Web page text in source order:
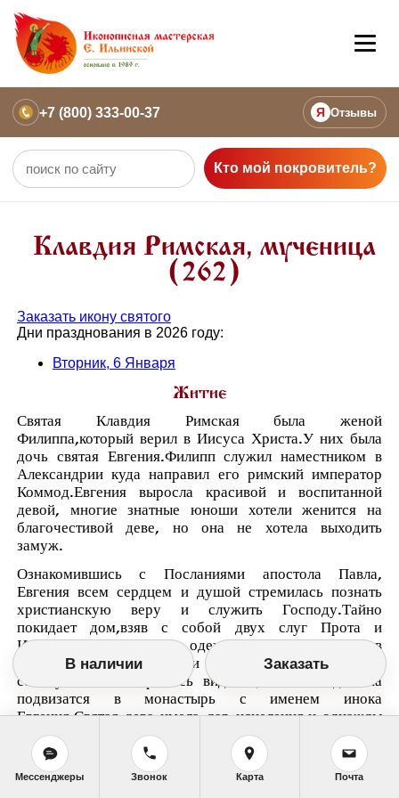
+7 (800) 333-00-37 Я Отзывы
Кто мой покровитель?
Клавдия Римская, мученица
(262)
Заказать икону святого
Дни празднования в 2026 году:
Вторник, 6 Января
Житие
Святая Клавдия Римская была женой
Филиппа,который верил в Иисуса Христа.У них была
дочь святая Евгения.Филипп служил наместником в
Александрии куда направил его римский император
Коммод.Евгения выросла красивой и воспитанной
девой, многие знатные юноши хотели женится на
благочестивой деве, но она не хотела выходить
замуж.
Ознакомившись с Посланиями апостола Павла,
Евгения всем сердцем и душой стремилась познать
христианскую веру и служить Господу.Тайно
покидает дом,взяв с собой двух слуг Прота и
Иакинфа.Одев мужскую одежду, она направилась в
мужской монастырь, где и приняла крещение вместе
со слугами.Ей открылось видение, что она должна
подвизатся в монастырь с именем инока
Евгения.Святая дева имела дар исцеления,и однажды
к ней пришла знатная дама Мелания.Мелании
понравился инок, и она возжелала его,на что
получила отказ.В отмеску Мелания сказала, что икон
пытался ее изнасиловать, и тогда святую Евгению
В наличии Заказать
Мессенджеры Звонок Карта Почта